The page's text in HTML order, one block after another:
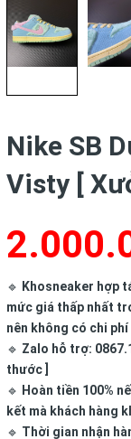
Nike SB
Visty [
🔹 Khosneaker hợp
mức giá thấp nhất
nên không có chi
🔹 Zalo hỗ trợ:
thước ]
🔹 Hoàn tiền 100%
kết mà khách hàng
🔹 Thời gian nhận